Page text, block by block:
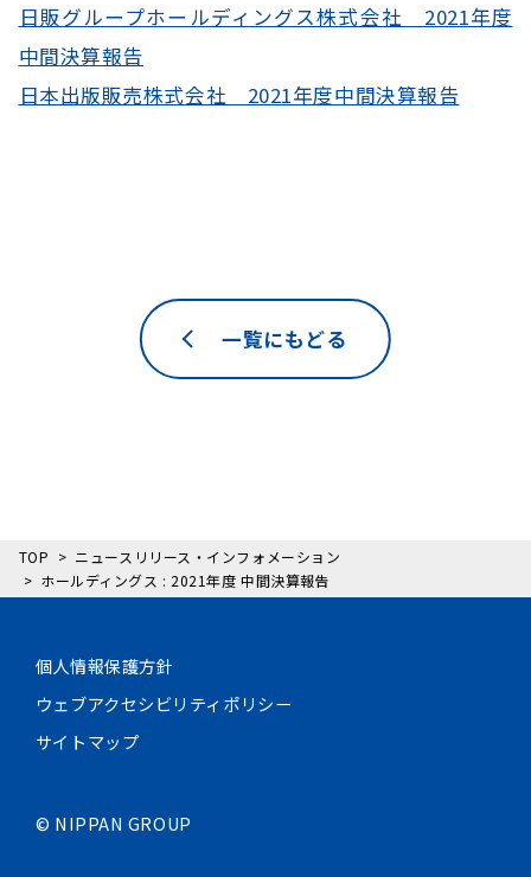
日販グループホールディングス株式会社 2021年度
中間決算報告
日本出版販売株式会社 2021年度中間決算報告
一覧にもどる
TOP
ニュースリリース・インフォメーション
ホールディングス : 2021年度 中間決算報告
個人情報保護方針
ウェブアクセシビリティポリシー
サイトマップ
© NIPPAN GROUP